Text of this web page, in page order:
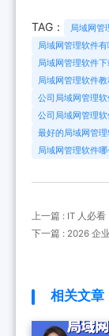
TAG： 局域网管
局域网管理软件
局域网管理软件下
局域网管理软件教
公司局域网管理
公司局域网管理
最好的局域网管
局域网管理软件
上一篇 : IT
下一篇 :
相关文章